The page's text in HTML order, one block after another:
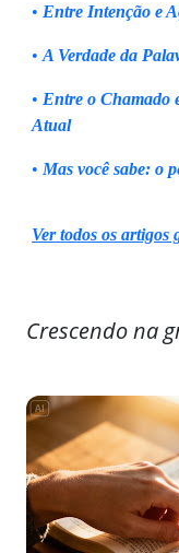
• Entre Intenção e
• A Verdade da
• Entre o Chamado
Atual
• Mas você sabe: o
Ver todos os artigos
Crescendo na